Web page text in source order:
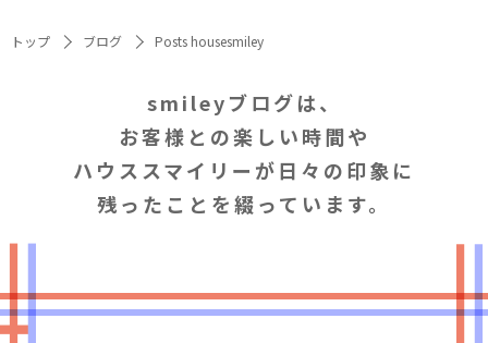
トップ ブログ Posts housesmiley
smileyブログは、
お客様との楽しい時間や
ハウススマイリーが日々の印象に
残ったことを綴っています。